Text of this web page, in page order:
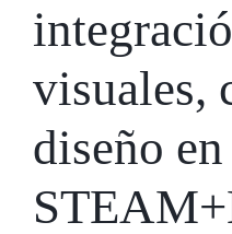
visuales,
diseño